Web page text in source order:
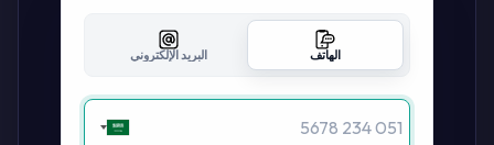
الهاتف البريد الإلكتروني